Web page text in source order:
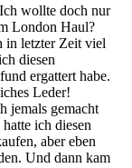
wollte doch nur
London Haul?
in letzter Zeit viel
diesen
ergattert habe.
Leder!
jemals gemacht
ich diesen
aber eben
Und dann kam